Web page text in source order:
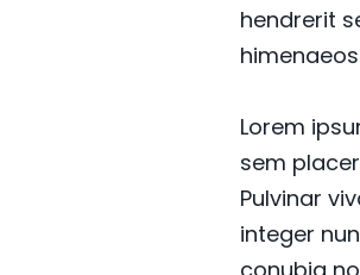
hendrerit
Lorem
sem
Pulvinar
integer